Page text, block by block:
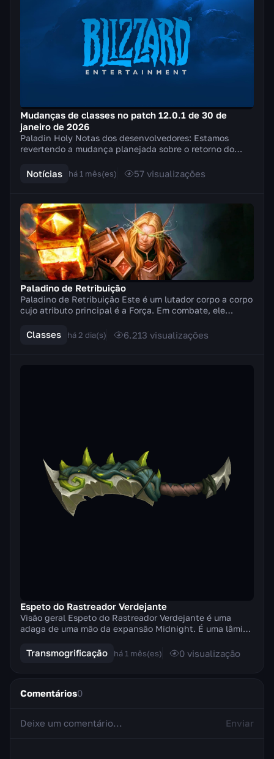
Mudanças de classes no patch 12.0.1 de 30 de
janeiro de 2026
Paladin Holy Notas dos desenvolvedores: Estamos
revertendo a mudança planejada sobre o retorno do
Notícias há 1 mês(es) 57 visualizações
Paladino de Retribuição
Paladino de Retribuição Este é um lutador corpo a corpo
cujo atributo principal é a Força. Em combate, ele
Classes há 2 dia(s) 6.213 visualizações
Espeto do Rastreador Verdejante
Visão geral Espeto do Rastreador Verdejante é uma
adaga de uma mão da expansão Midnight. É uma lâmina
Transmogrificação há 1 mês(es) 0 visualização
Comentários0
Enviar